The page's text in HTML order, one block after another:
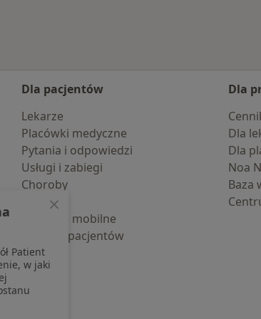
Dla pacjentów
Lekarze
Placówki medyczne
Pytania i odpowiedzi
Usługi i zabiegi
Choroby
Pomoc
Aplikacje mobilne
Blog dla pacjentów
Dla
Dla
Dla
Noa
Baza
Patient
w jaki